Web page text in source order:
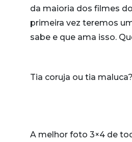
da maioria dos filmes
primeira vez teremos
sabe e que ama isso.
Tia coruja ou tia
A melhor foto 3×4 de